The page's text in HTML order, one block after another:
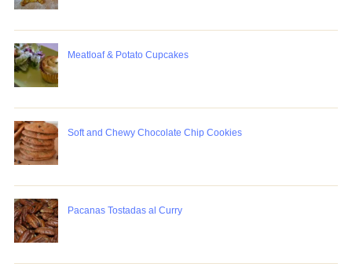
Meatloaf & Potato Cupcakes
Soft and Chewy Chocolate Chip Cookies
Pacanas Tostadas al Curry